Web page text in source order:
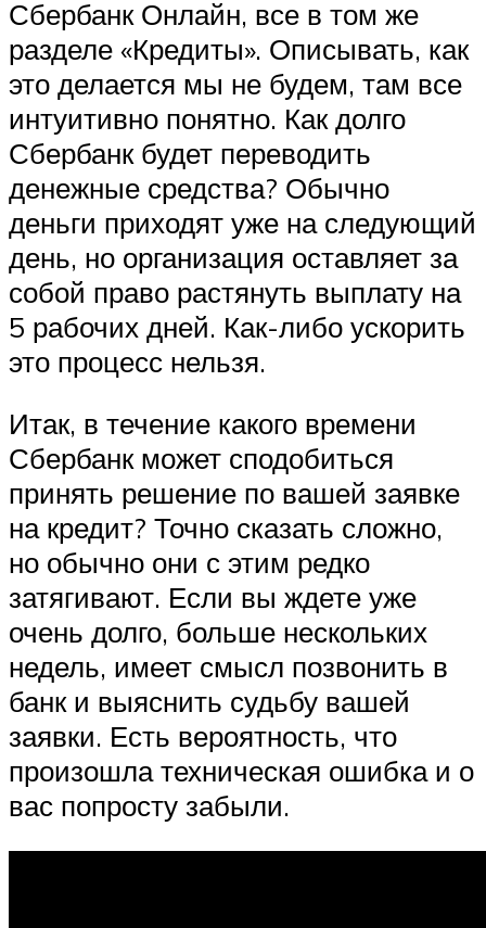
Сбербанк Онлайн, все в том же
разделе «Кредиты». Описывать, как
это делается мы не будем, там все
интуитивно понятно. Как долго
Сбербанк будет переводить
денежные средства? Обычно
деньги приходят уже на следующий
день, но организация оставляет за
собой право растянуть выплату на
5 рабочих дней. Как-либо ускорить
это процесс нельзя.
Итак, в течение какого времени
Сбербанк может сподобиться
принять решение по вашей заявке
на кредит? Точно сказать сложно,
но обычно они с этим редко
затягивают. Если вы ждете уже
очень долго, больше нескольких
недель, имеет смысл позвонить в
банк и выяснить судьбу вашей
заявки. Есть вероятность, что
произошла техническая ошибка и о
вас попросту забыли.